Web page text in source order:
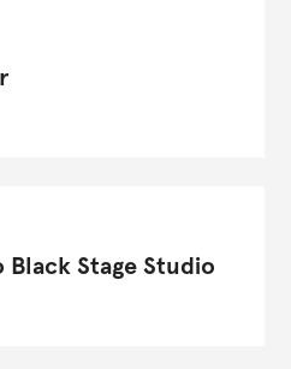
Black Stage Studio